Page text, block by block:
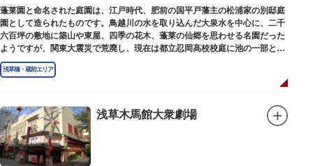
蓬莱園と命名された庭園は、江戸時代、肥前の国平戸藩主の松浦家の別邸庭
園として造られたものです。鳥越川の水を取り込んだ大泉水を中心に、二千
六百坪の敷地に築山や東屋、四季の花木、蓬莱の仙郷を思わせる名園だった
ようですが、関東大震災で荒廃し、現在は都立忍岡高校校庭に池の一部と都
指定の天然記念物の大イチョウを残すのみです。
浅草橋・蔵前エリア
浅草木馬館大衆劇場